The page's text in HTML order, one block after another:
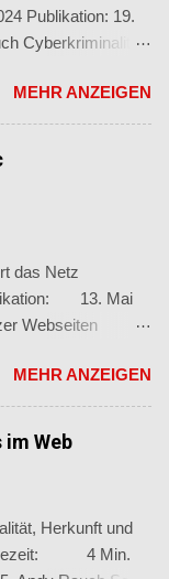
Publikation: 19.
Cyberkriminalität
2024/2 des
(BACS) . Mit
und
weiter zu Im
das BACS
als im ersten
um fast 14’000
und Spam
Hinweise
18’000 Fälle
drastisch
MEHR ANZEIGEN
das Netz
13. Mai
Webseiten
befindet sich im
betrifft nicht nur
auch Schweizer
beim
ist die neue
MEHR ANZEIGEN
im Web
Herkunft und
4 Min.